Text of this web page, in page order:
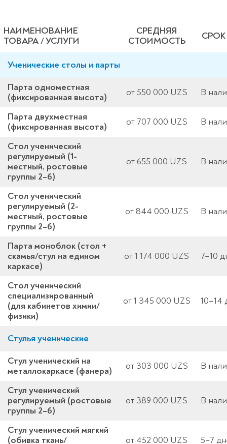
НАИМЕНОВАНИЕ
ТОВАРА / УСЛУГИ
СРЕДНЯЯ
СТОИМОСТЬ
Ученические столы и парты
Парта одноместная
(фиксированная высота)
от 550 000 UZS В
Парта двухместная
(фиксированная высота)
от 707 000 UZS В
Стол ученический
регулируемый (1-
местный, ростовые
группы 2–6)
от 655 000 UZS В
Стол ученический
регулируемый (2-
местный, ростовые
группы 2–6)
от 844 000 UZS В
Парта моноблок (стол +
скамья/стул на едином
каркасе)
от 1 174 000 UZS 7–10
Стол ученический
специализированный
(для кабинетов химии/
физики)
от 1 345 000 UZS 10–14
Стулья ученические
Стул ученический на
металлокаркасе (фанера)
от 303 000 UZS В
Стул ученический
регулируемый (ростовые
группы 2–6)
от 389 000 UZS В
Стул ученический мягкий
(обивка ткань/
от 452 000 UZS 5–7